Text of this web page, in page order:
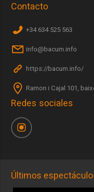
Contacto
+34 634 525 563
info@bacum.info
https://bacum.info/
Ramon i Cajal 101,
Redes sociales
Últimos